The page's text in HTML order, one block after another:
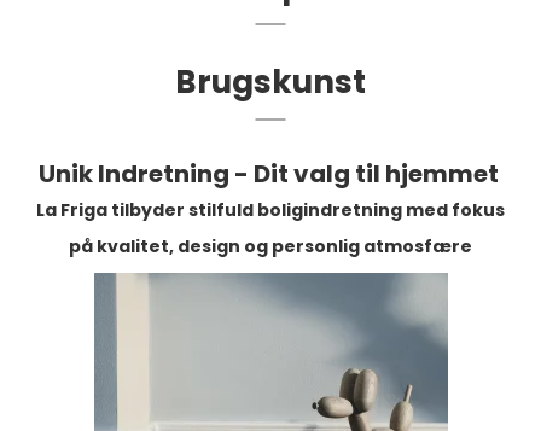
Brugskunst
Unik Indretning - Dit valg til hjemmet
La Friga tilbyder stilfuld boligindretning med fokus
på kvalitet, design og personlig atmosfære